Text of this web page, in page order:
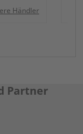
Händler
Partner